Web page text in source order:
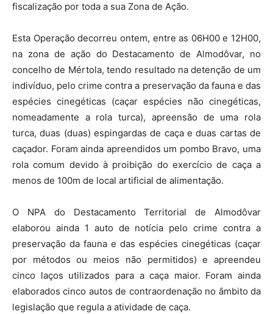
fiscalização por toda a sua Zona de Ação.
Esta Operação decorreu ontem, entre as 06H00 e 12H00,
na zona de ação do Destacamento de Almodôvar, no
concelho de Mértola, tendo resultado na detenção de um
indivíduo, pelo crime contra a preservação da fauna e das
espécies cinegéticas (caçar espécies não cinegéticas,
nomeadamente a rola turca), apreensão de uma rola
turca, duas (duas) espingardas de caça e duas cartas de
caçador. Foram ainda apreendidos um pombo Bravo, uma
rola comum devido à proibição do exercício de caça a
menos de 100m de local artificial de alimentação.
O NPA do Destacamento Territorial de Almodôvar
elaborou ainda 1 auto de notícia pelo crime contra a
preservação da fauna e das espécies cinegéticas (caçar
por métodos ou meios não permitidos) e apreendeu
cinco laços utilizados para a caça maior. Foram ainda
elaborados cinco autos de contraordenação no âmbito da
legislação que regula a atividade de caça.